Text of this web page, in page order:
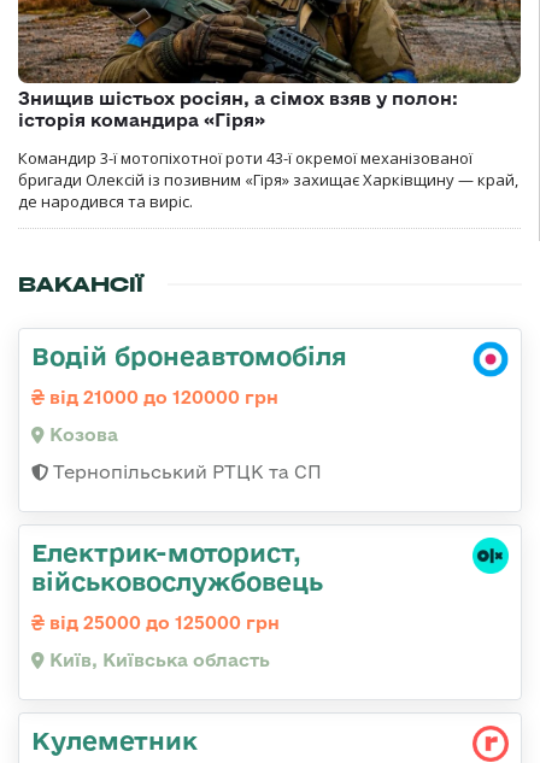
Знищив шістьох росіян, а сімох взяв у полон:
історія командира «Гіря»
Командир 3-ї мотопіхотної роти 43-ї окремої механізованої
бригади Олексій із позивним «Гіря» захищає Харківщину — край,
де народився та виріс.
ВАКАНСІЇ
Водій бронеавтомобіля
від 21000 до 120000 грн
Козова
Тернопільський РТЦК та СП
Електрик-моторист,
військовослужбовець
від 25000 до 125000 грн
Київ, Київська область
Кулеметник